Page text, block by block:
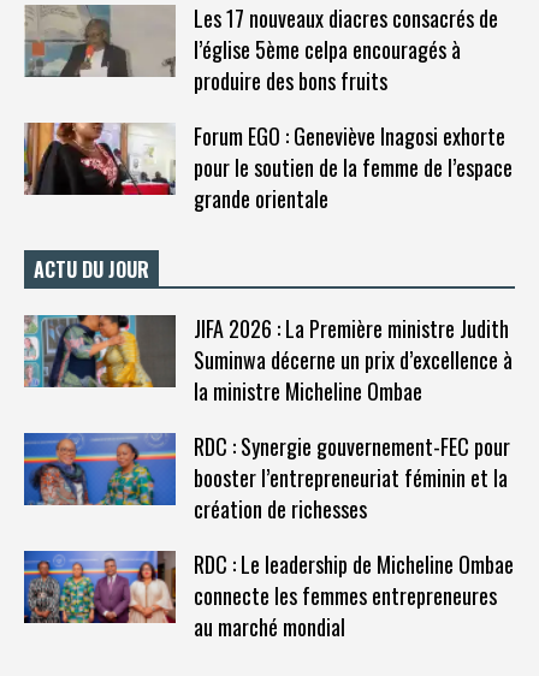
Les 17 nouveaux diacres consacrés de
l’église 5ème celpa encouragés à
produire des bons fruits
Forum EGO : Geneviève Inagosi exhorte
pour le soutien de la femme de l’espace
grande orientale
ACTU DU JOUR
JIFA 2026 : La Première ministre Judith
Suminwa décerne un prix d’excellence à
la ministre Micheline Ombae
RDC : Synergie gouvernement-FEC pour
booster l’entrepreneuriat féminin et la
création de richesses
RDC : Le leadership de Micheline Ombae
connecte les femmes entrepreneures
au marché mondial